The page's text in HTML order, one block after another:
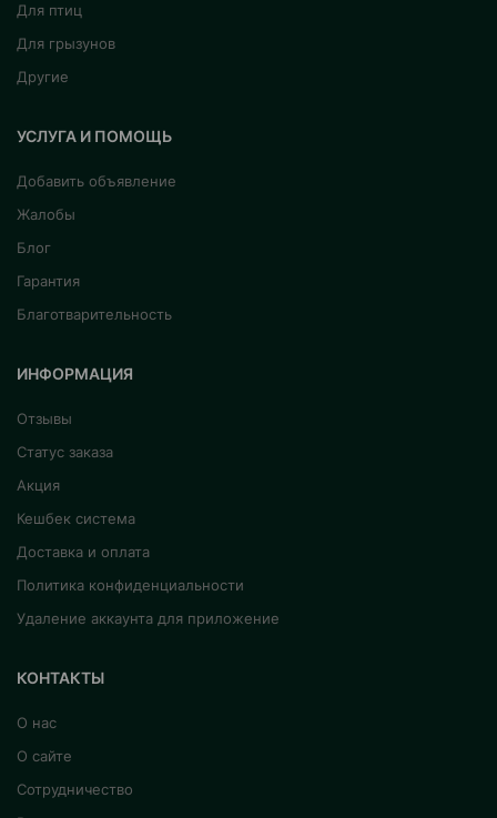
Для птиц
Для грызунов
Другие
УСЛУГА И ПОМОЩЬ
Добавить объявление
Жалобы
Блог
Гарантия
Благотварительность
ИНФОРМАЦИЯ
Отзывы
Статус заказа
Акция
Кешбек система
Доставка и оплата
Политика конфиденциальности
Удаление аккаунта для приложение
КОНТАКТЫ
О нас
О сайте
Сотрудничество